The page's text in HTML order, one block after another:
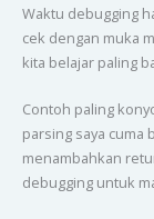
Waktu debugging
cek dengan muka
kita belajar paling
Contoh paling
parsing saya cuma
menambahkan
debugging untuk